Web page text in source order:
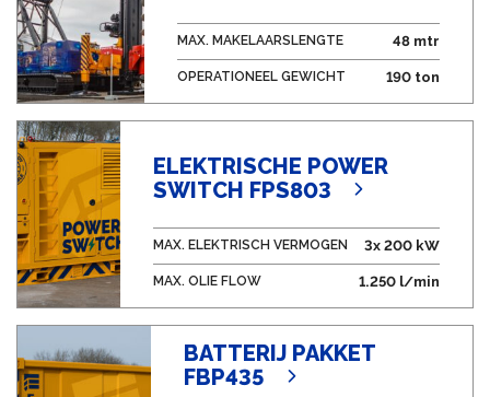
MAX. MAKELAARSLENGTE 48 mtr
OPERATIONEEL GEWICHT 190 ton
ELEKTRISCHE POWER
SWITCH FPS803
MAX. ELEKTRISCH VERMOGEN 3x 200 kW
MAX. OLIE FLOW 1.250 l/min
BATTERIJ PAKKET
FBP435